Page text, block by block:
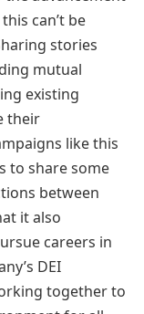
can’t be
stories
mutual
existing
their
like this
to share some
between
it also
careers in
DEI
together to